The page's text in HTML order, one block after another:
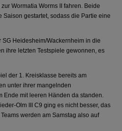
Wormatia Worms II fahren. Beide
gestartet, sodass die Partie eine
Heidesheim/Wackernheim in die
ihre letzten Testspiele gewonnen, es
der 1. Kreisklasse bereits am
unter ihrer mangelnden
mit leeren Händen da standen.
Olm III C9 ging es nicht besser, das
werden am Samstag also auf